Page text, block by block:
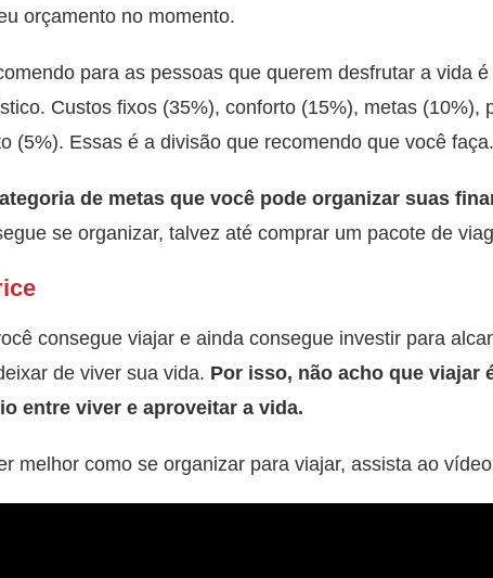
orçamento no momento.
para as pessoas que querem desfrutar a vida
Custos fixos (35%), conforto (15%), metas (10%),
(5%). Essas é a divisão que recomendo que você faça.
de metas que você pode organizar suas
se organizar, talvez até comprar um pacote de
consegue viajar e ainda consegue investir para
de viver sua vida. Por isso, não acho que viajar
entre viver e aproveitar a vida.
melhor como se organizar para viajar, assista ao